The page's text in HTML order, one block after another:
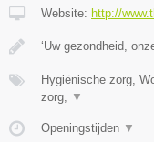
Website: http://
‘Uw gezondheid,
Hygiënische zorg,
zorg, ▼
Openingstijden ▼